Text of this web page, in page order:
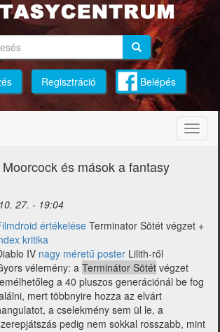
Keresés
Regisztráció Belépés
és mások a fantasy
27. - 19:04
értékeléseTerminator Sötét végzet +
kritika
IV nagy méretű poster Lilith-ről
vélemény: a Terminátor Sötét végzet
a 40 pluszos generációnál be fog
mert többnyire hozza az elvárt
a cselekmény sem ül le, a
pedig nem sokkal rosszabb, mint